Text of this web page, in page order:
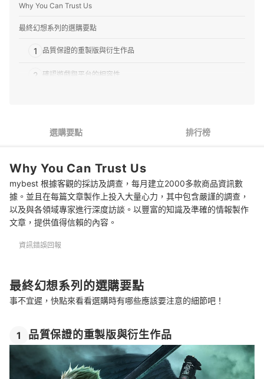
Why You Can Trust Us
最終幻想系列的選購要點
1 品質保證的重製版與衍生作品
2 確認遊戲與平台的相容性
專家解惑！選購最終幻想系列的常見問題
不同版本的故事有關聯嗎？一定要照順序玩嗎？
新手要如何快速上手？
首輪破關大概要花多少時間？建議遊玩二周目嗎？
選購要點 排行榜
Why You Can Trust Us
mybest 根據客觀的採訪及調查，每月建立2000多款商品資訊數
據。並且在每篇文章製作上投入大量心力，其中包含嚴謹的調查，
以及與各領域專家進行深度訪談。以豐富的知識及準確的情報製作
文章，提供值得信賴的內容。
資訊錯誤回報
最終幻想系列的選購要點
事不宜遲，快點來看看選購時有哪些應該要注意的細節吧！
1 品質保證的重製版與衍生作品